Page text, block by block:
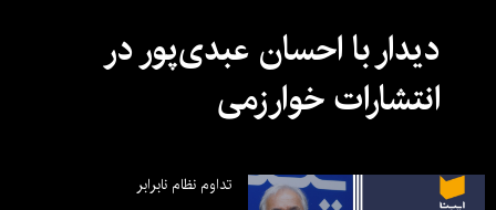
دیدار با احسان عبدی‌پور در
انتشارات خوارزمی
تداوم نظام نابرابر